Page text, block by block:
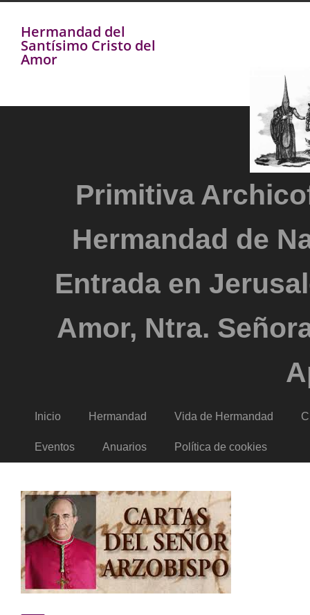
Hermandad del
Santísimo Cristo del
Amor
Primitiva
Hermandad de
Entrada en
Amor, Ntra.
Inicio Hermandad Vida de Hermandad
Eventos Anuarios Política de cookies